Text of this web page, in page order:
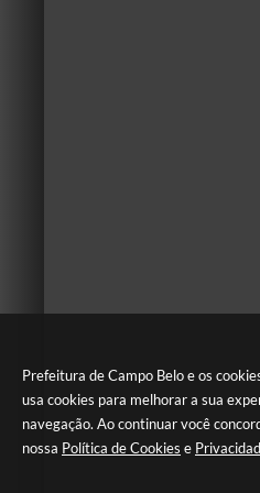
Prefeitura de Campo Belo e os
usa cookies para melhorar a sua
navegação. Ao continuar você
nossa Política de Cookies e